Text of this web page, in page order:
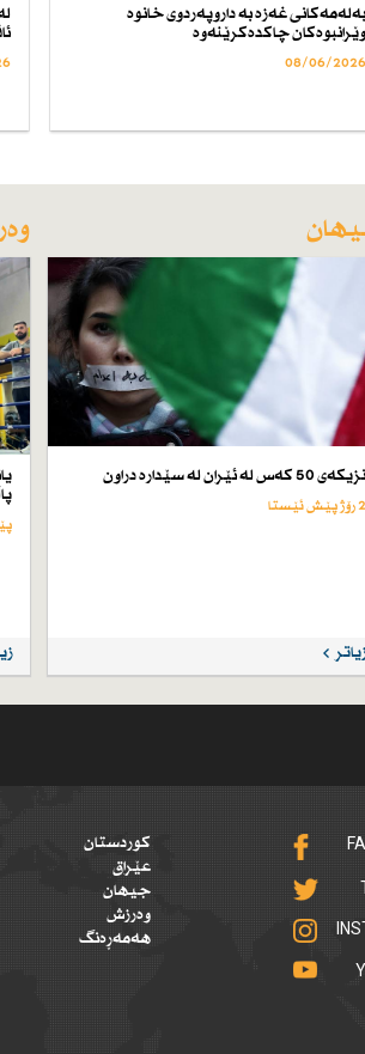
بەلەمەكانی غەزە بە داروپەردوی خانوە
وێرانبوەكان چاكدەكرێنەوە
08/06/2026
نزیكەی 50 كەس لە ئێران لە سێدارە دراون
2 رۆژ پێش ئێستا
پێش
کوردستان
عێراق
جیهان
وەرزش
هەمەڕەنگ